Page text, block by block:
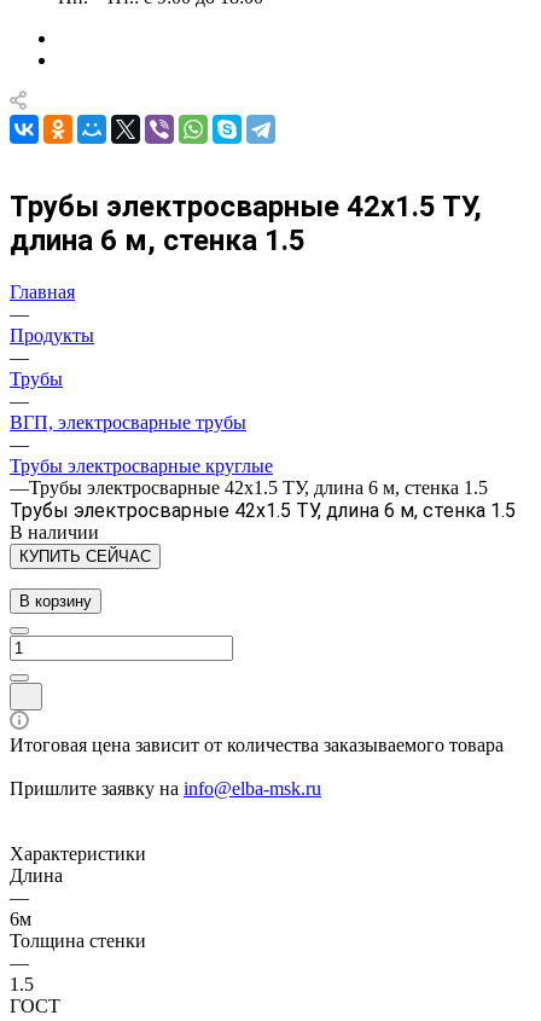
Трубы электросварные 42х1.5 ТУ,
длина 6 м, стенка 1.5
Главная
—
Продукты
—
Трубы
—
ВГП, электросварные трубы
—
Трубы электросварные круглые
—Трубы электросварные 42х1.5 ТУ, длина 6 м, стенка 1.5
Трубы электросварные 42х1.5 ТУ, длина 6 м, стенка 1.5
В наличии
КУПИТЬ СЕЙЧАС
В корзину
Итоговая цена зависит от количества заказываемого товара
Пришлите заявку на info@elba-msk.ru
Характеристики
Длина
—
6м
Толщина стенки
—
1.5
ГОСТ